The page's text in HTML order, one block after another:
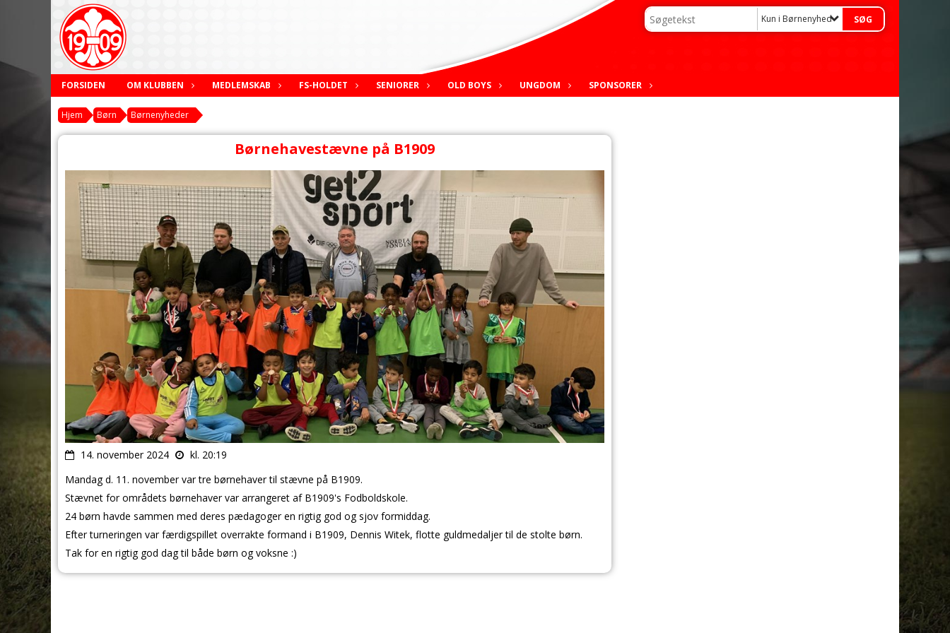
Kun i Børnenyheder
FORSIDEN OM KLUBBEN MEDLEMSKAB FS-HOLDET SENIORER OLD BOYS UNGDOM SPONSORER
Hjem Børn Børnenyheder
Børnehavestævne på B1909
14. november 2024
kl. 20:19
Mandag d. 11. november var tre børnehaver til stævne på B1909.
Stævnet for områdets børnehaver var arrangeret af B1909's Fodboldskole.
24 børn havde sammen med deres pædagoger en rigtig god og sjov formiddag.
Efter turneringen var færdigspillet overrakte formand i B1909, Dennis Witek, flotte guldmedaljer til de stolte børn.
Tak for en rigtig god dag til både børn og voksne :)